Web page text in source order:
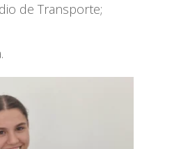
de Transporte;